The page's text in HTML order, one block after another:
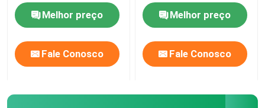
Melhor preço
Fale Conosco
Melhor preço
Fale Conosco